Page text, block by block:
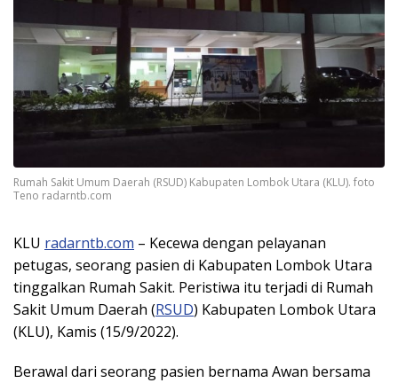
Rumah Sakit Umum Daerah (RSUD) Kabupaten Lombok Utara (KLU). foto
Teno radarntb.com
KLU radarntb.com – Kecewa dengan pelayanan
petugas, seorang pasien di Kabupaten Lombok Utara
tinggalkan Rumah Sakit. Peristiwa itu terjadi di Rumah
Sakit Umum Daerah (RSUD) Kabupaten Lombok Utara
(KLU), Kamis (15/9/2022).
Berawal dari seorang pasien bernama Awan bersama